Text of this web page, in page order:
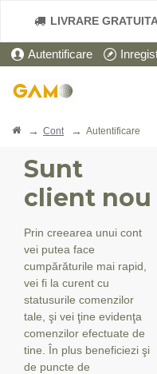
LIVRARE
Autentificare
Cont Autentificare
Sunt
client nou
Prin creearea unui cont
vei putea face
cumpărăturile mai rapid,
vei fi la curent cu
statusurile comenzilor
tale, şi vei ţine evidenţa
comenzilor efectuate de
tine. În plus beneficiezi şi
de puncte de